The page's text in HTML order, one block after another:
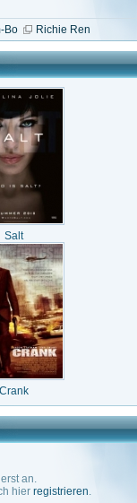
Bo Richie Ren
Salt
Crank
an.
hier registrieren.